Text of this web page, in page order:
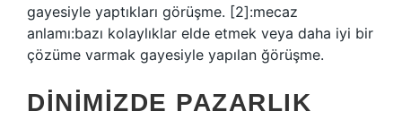
gayesiyle yaptıkları görüşme. [2]:mecaz
anlamı:bazı kolaylıklar elde etmek veya daha iyi bir
çözüme varmak gayesiyle yapılan ğörüşme.
DINIMIZDE PAZARLIK